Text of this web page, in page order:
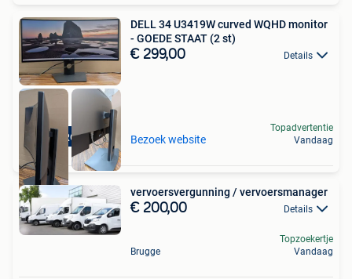
TOPPRODUCT
DELL 34 U3419W curved WQHD monitor
- GOEDE STAAT (2 st)
€ 299,00 Details
Bezoek website
Topadvertentie
Vandaag
vervoersvergunning / vervoersmanager
€ 200,00 Details
Brugge
Topzoekertje
Vandaag